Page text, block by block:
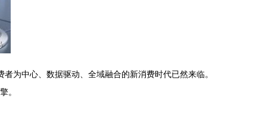
为中心、数据驱动、全域融合的新消费时代已然来临。
。